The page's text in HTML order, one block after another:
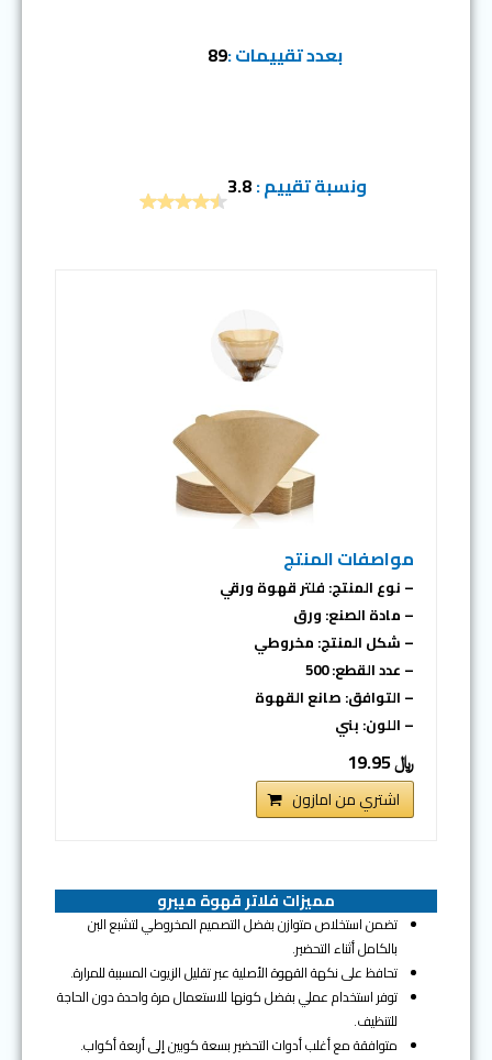
بعدد تقييمات :89
ونسبة تقييم :3.8
مواصفات المنتج
– نوع المنتج: فلتر قهوة ورقي
– مادة الصنع: ورق
– شكل المنتج: مخروطي
– عدد القطع: 500
– التوافق: صانع القهوة
– اللون: بني
﷼ 19.95
اشتري من امازون
مميزات فلاتر قهوة ميبرو
تضمن استخلاص متوازن بفضل التصميم المخروطي لتشبع البن
بالكامل أثناء التحضير.
تحافظ على نكهة القهوة الأصلية عبر تقليل الزيوت المسببة للمرارة.
توفر استخدام عملي بفضل كونها للاستعمال مرة واحدة دون الحاجة
للتنظيف.
متوافقة مع أغلب أدوات التحضير بسعة كوبين إلى أربعة أكواب.